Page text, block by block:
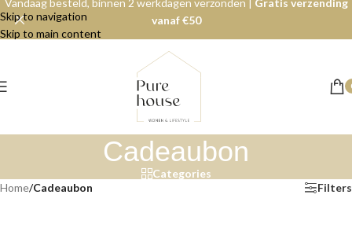
Skip to navigation
Skip to main content
Vandaag besteld, binnen 2 werkdagen verzonden | Gratis verzending
vanaf €50
Cadeaubon
Categories
Home/Cadeaubon Filters